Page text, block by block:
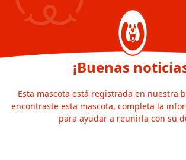
¡Buenas
Esta mascota está registrada en nuestra
encontraste esta mascota, completa la
para ayudar a reunirla con su